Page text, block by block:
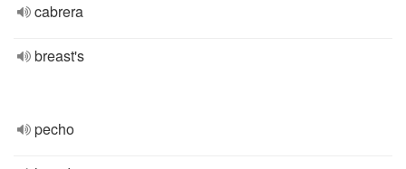
cabrera
breast's
pecho